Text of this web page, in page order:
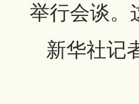
举行会谈。
新华社记